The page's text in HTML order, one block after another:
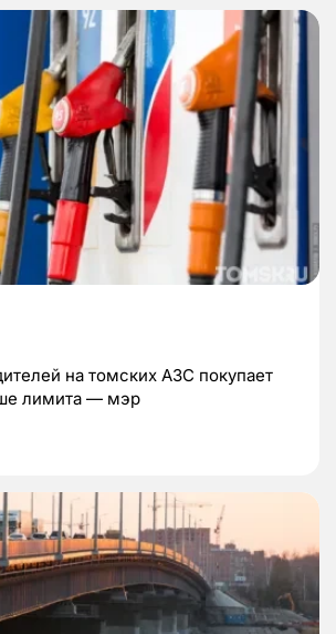
на томских АЗС покупает
лимита — мэр